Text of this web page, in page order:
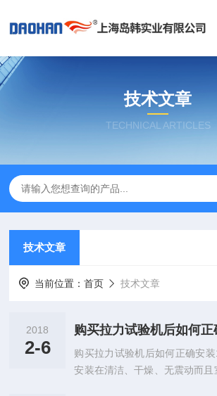
技术文章
TECHNICAL ARTICLES
技术文章
当前位置：首页 技术文章
2018
2-6
购买拉力试验机后如何正
购买拉力试验机后如何正确安
安装在清洁、干燥、无震动而